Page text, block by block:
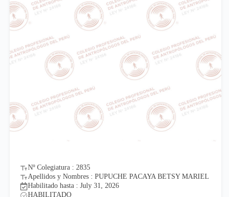
Nº Colegiatura : 2835
Apellidos y Nombres : PUPUCHE PACAYA BETSY MARIEL
Habilitado hasta : July 31, 2026
HABILITADO